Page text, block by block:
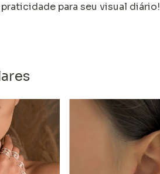
para seu visual diário!